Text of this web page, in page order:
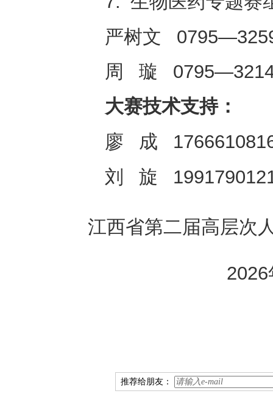
严树文
周 璇
大赛技术支持：
廖 成
刘 旋
江西省第二届高层
推荐给朋友：